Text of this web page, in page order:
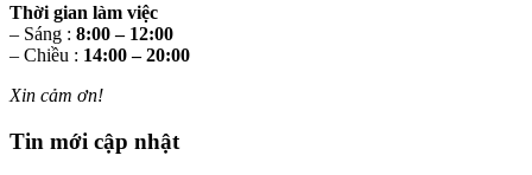
Thời gian làm việc
– Sáng : 8:00 – 12:00
– Chiều : 14:00 – 20:00
Xin cảm ơn!
Tin mới cập nhật